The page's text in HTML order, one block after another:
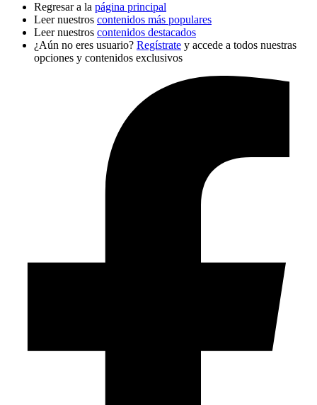
Regresar a la página principal
Leer nuestros contenidos más populares
Leer nuestros contenidos destacados
¿Aún no eres usuario? Regístrate y accede a todos nuestras
opciones y contenidos exclusivos